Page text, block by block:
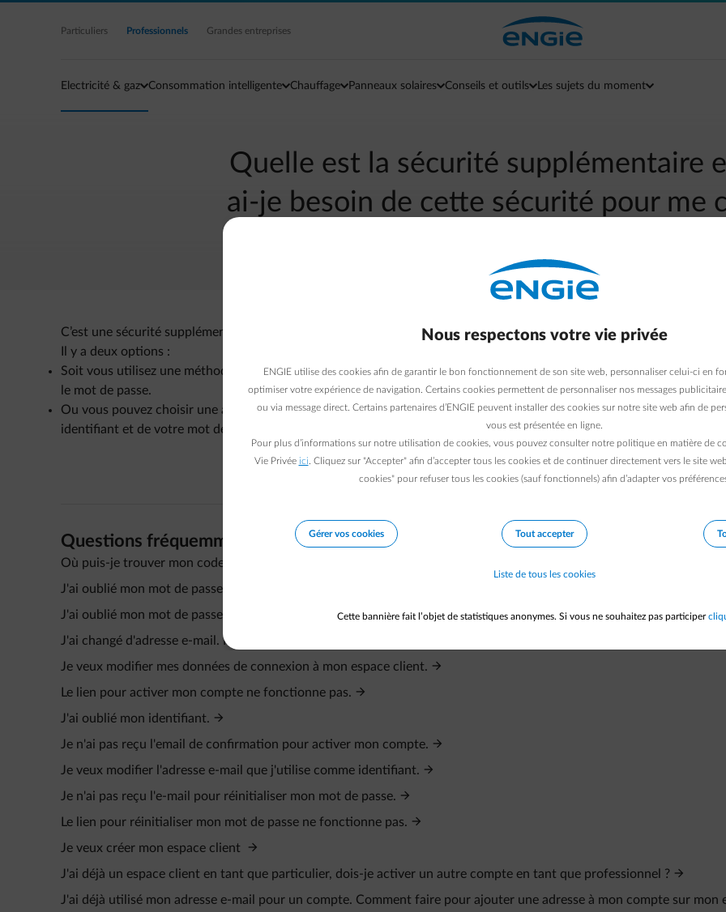
Accéder au contenu principal
Particuliers Professionnels Grandes entreprises
Electricité & gaz Consommation intelligente Chauffage Panneaux solaires Conseils et outils Les sujets du moment
Quelle est la sécurité supplémentaire
ai-je besoin de cette sécurité pour me
Retour à la page contact
C’est une sécurité supplémentaire lors de la connexion. Nous protégeons votre compte de manière optimale.
Il y a deux options :
Soit vous utilisez une méthode de connexion beaucoup plus sécurisée comme passkey, soit itsme, et cela sert alors à
le mot de passe.
Ou vous pouvez choisir une autre façon de sécuriser votre compte, comme un code via SMS ou E-mail, en plus de
identifiant et de votre mot de passe.
Questions fréquemment posées
Où puis-je trouver mon code d'activation et mon numéro de client ?
J'ai oublié mon mot de passe.
J'ai oublié mon mot de passe.
J'ai changé d'adresse e-mail. Mon identifiant change-t-il automatiquement ?
Je veux modifier mes données de connexion à mon espace client.
Le lien pour activer mon compte ne fonctionne pas.
J'ai oublié mon identifiant.
Je n'ai pas reçu l'email de confirmation pour activer mon compte.
Je veux modifier l'adresse e-mail que j'utilise comme identifiant.
Je n'ai pas reçu l'e-mail pour réinitialiser mon mot de passe.
Le lien pour réinitialiser mon mot de passe ne fonctionne pas.
Je veux créer mon espace client
J'ai déjà un espace client en tant que particulier, dois-je activer un autre compte en tant que professionnel ?
J'ai déjà utilisé mon adresse e-mail pour un compte. Comment faire pour ajouter une adresse à mon compte sur mon
Nous respectons votre vie privée
ENGIE utilise des cookies afin de garantir le bon fonctionnement de son site web, personnaliser celui-ci en
optimiser votre expérience de navigation. Certains cookies permettent de personnaliser nos messages
ou via message direct. Certains partenaires d’ENGIE peuvent installer des cookies sur notre site web afin de
vous est présentée en ligne.
Pour plus d’informations sur notre utilisation de cookies, vous pouvez consulter notre politique en matière de
Vie Privée ici . Cliquez sur "Accepter" afin d’accepter tous les cookies et de continuer directement vers le site
cookies" pour refuser tous les cookies (sauf fonctionnels) afin d’adapter vos
Gérer vos cookies Tout accepter
Liste de tous les cookies
Cette bannière fait l’objet de statistiques anonymes. Si vous ne souhaitez pas participer